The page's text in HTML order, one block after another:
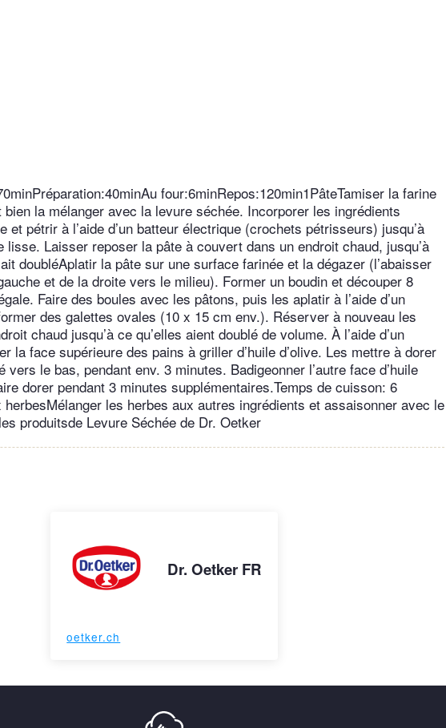
four:6minRepos:120min1PâteTamiser la farine
la mélanger avec la levure séchée. Incorporer les ingrédients
et pétrir à l’aide d’un batteur électrique (crochets pétrisseurs) jusqu’à
lisse. Laisser reposer la pâte à couvert dans un endroit chaud, jusqu’à
doubléAplatir la pâte sur une surface farinée et la dégazer (l’abaisser
et de la droite vers le milieu). Former un boudin et découper 8
Faire des boules avec les pâtons, puis les aplatir à l’aide d’un
des galettes ovales (10 x 15 cm env.). Réserver à nouveau les
chaud jusqu’à ce qu’elles aient doublé de volume. À l’aide d’un
la face supérieure des pains à griller d’huile d’olive. Les mettre à dorer
le bas, pendant env. 3 minutes. Badigeonner l’autre face d’huile
dorer pendant 3 minutes supplémentaires.Temps de cuisson: 6
herbesMélanger les herbes aux autres ingrédients et assaisonner avec le
produitsde Levure Séchée de Dr. Oetker
Dr. Oetker FR
oetker.ch